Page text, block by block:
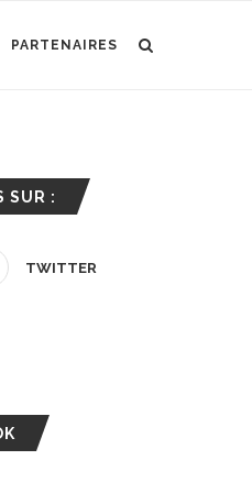
PARTENAIRES
SUR :
TWITTER